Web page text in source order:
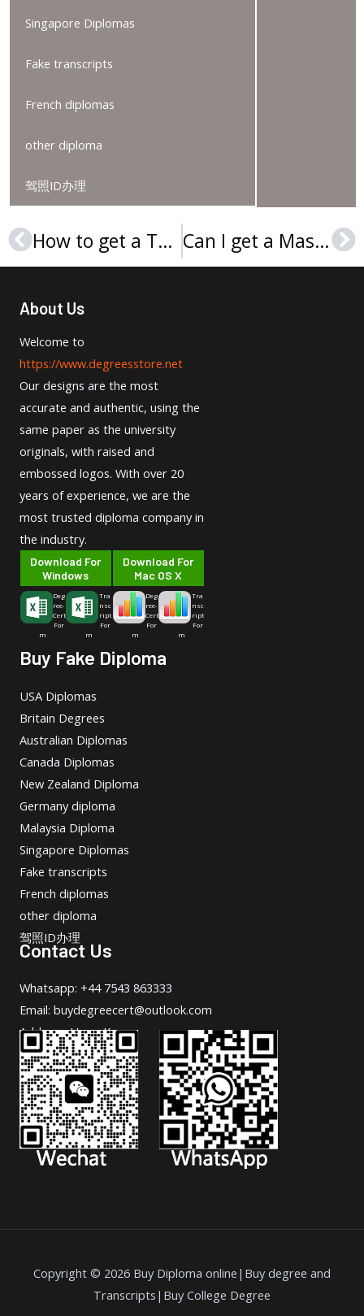
Singapore Diplomas
Fake transcripts
French diplomas
other diploma
驾照ID办理
Prev How to get a Technická univerzita v Liberci diplom? Can I get a Masarykova univerzita diploma online?
About Us
Welcome to
https://www.degreesstore.net
Our designs are the most
accurate and authentic, using the
same paper as the university
originals, with raised and
embossed logos. With over 20
years of experience, we are the
most trusted diploma company in
the industry.
Download For
Windows
Deg
ree-
Cert
For
m
Tra
nsc
ript
For
m
Download For
Mac OS X
Deg
ree-
Cert
For
m
Tra
nsc
ript
For
m
Buy Fake Diploma
USA Diplomas
Britain Degrees
Australian Diplomas
Canada Diplomas
New Zealand Diploma
Germany diploma
Malaysia Diploma
Singapore Diplomas
Fake transcripts
French diplomas
other diploma
驾照ID办理
Contact Us
Whatsapp: +44 7543 863333
Email: buydegreecert@outlook.com
Address: Hong Kong.
Copyright © 2026 Buy Diploma online|Buy degree and
Transcripts|Buy College Degree